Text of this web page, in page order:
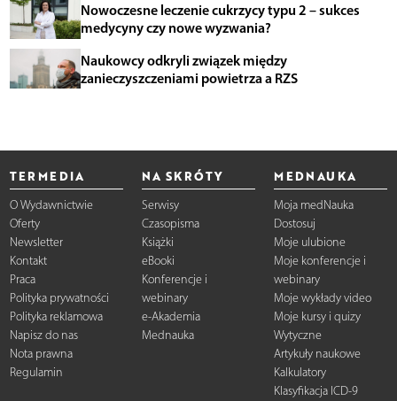
Nowoczesne leczenie cukrzycy typu 2 – sukces
medycyny czy nowe wyzwania?
Naukowcy odkryli związek między
zanieczyszczeniami powietrza a RZS
TERMEDIA
O Wydawnictwie
Oferty
Newsletter
Kontakt
Praca
Polityka prywatności
Polityka reklamowa
Napisz do nas
Nota prawna
Regulamin
NA SKRÓTY
Serwisy
Czasopisma
Książki
eBooki
Konferencje i
webinary
e-Akademia
Mednauka
MEDNAUKA
Moja medNauka
Dostosuj
Moje ulubione
Moje konferencje i
webinary
Moje wykłady video
Moje kursy i quizy
Wytyczne
Artykuły naukowe
Kalkulatory
Klasyfikacja ICD-9